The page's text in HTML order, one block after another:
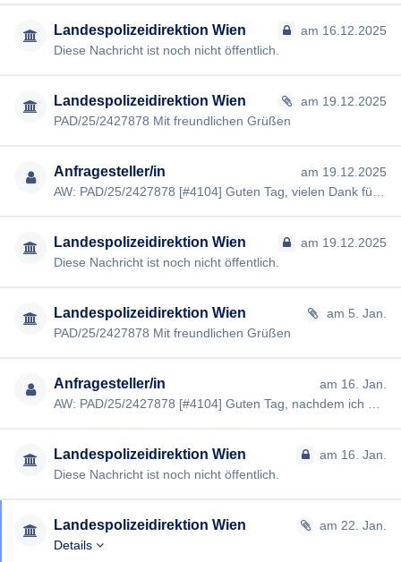
Landespolizeidirektion Wien
am 16.12.2025
Diese Nachricht ist noch nicht öffentlich.
Landespolizeidirektion Wien
am 19.12.2025
PAD/25/2427878 Mit freundlichen Grüßen
Anfragesteller/in
am 19.12.2025
Landespolizeidirektion Wien
am 19.12.2025
Diese Nachricht ist noch nicht öffentlich.
Landespolizeidirektion Wien
am 5. Jan.
PAD/25/2427878 Mit freundlichen Grüßen
Anfragesteller/in
am 16. Jan.
Landespolizeidirektion Wien
am 16. Jan.
Diese Nachricht ist noch nicht öffentlich.
Landespolizeidirektion Wien
am 22. Jan.
Details